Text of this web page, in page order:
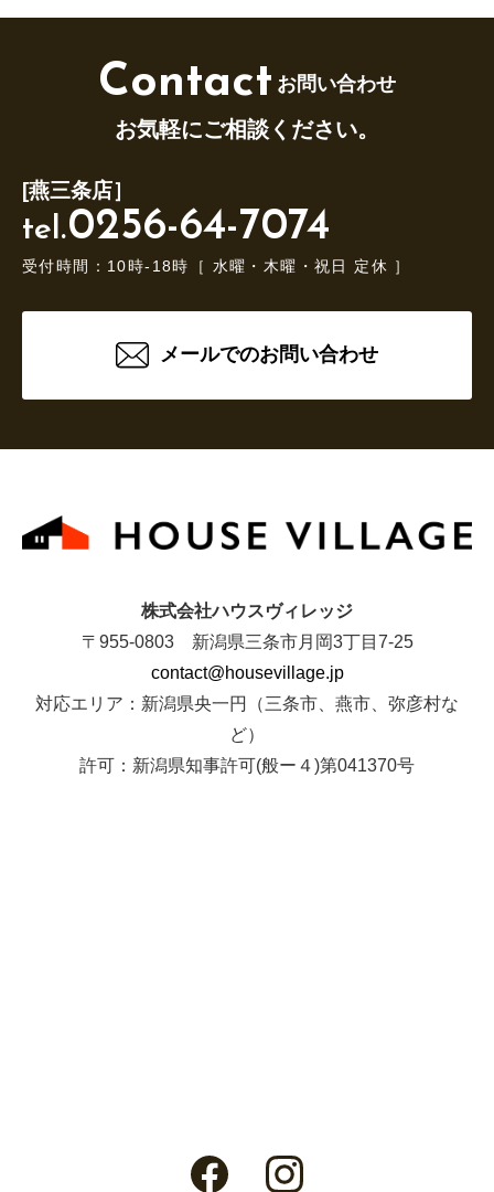
Contact お問い合わせ
お気軽にご相談ください。
[燕三条店］
tel.0256-64-7074
受付時間：10時-18時［ 水曜・木曜・祝日 定休 ］
メールでのお問い合わせ
株式会社ハウスヴィレッジ
〒955-0803 新潟県三条市月岡3丁目7-25
contact@housevillage.jp
対応エリア：新潟県央一円（三条市、燕市、弥彦村な
ど）
許可：新潟県知事許可(般ー４)第041370号